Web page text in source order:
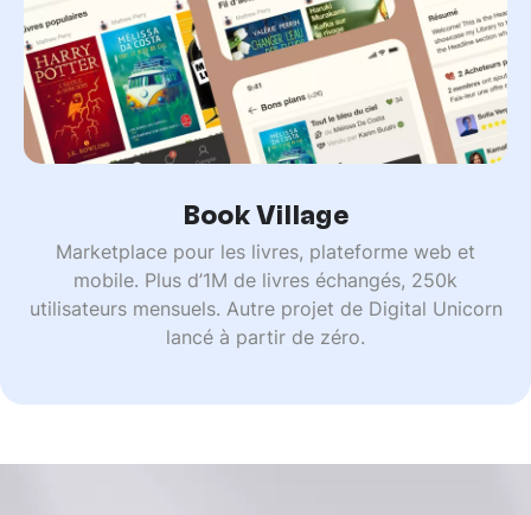
Book Village
Marketplace pour les livres, plateforme web et
mobile. Plus d’1M de livres échangés, 250k
utilisateurs mensuels. Autre projet de Digital Unicorn
lancé à partir de zéro.